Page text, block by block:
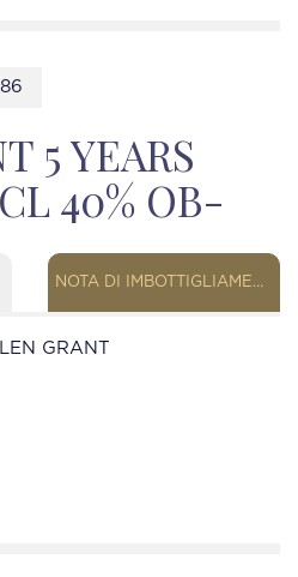
5 YEARS
40% OB-
NOTA DI IMBOTTIGLIAMENTO
GRANT